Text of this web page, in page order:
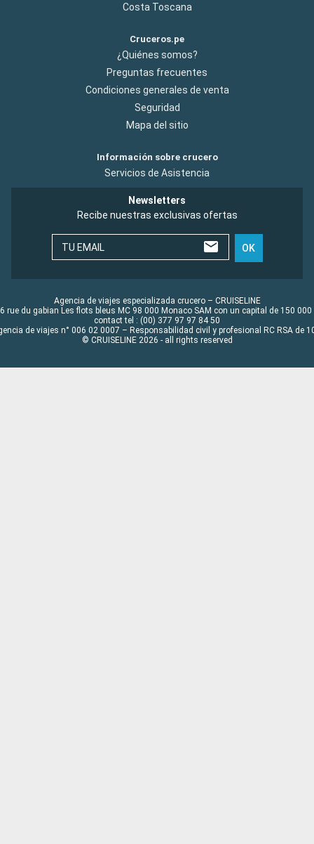
Costa Toscana
Cruceros.pe
¿Quiénes somos?
Preguntas frecuentes
Condiciones generales de venta
Seguridad
Mapa del sitio
Información sobre crucero
Servicios de Asistencia
Newsletters
Recibe nuestras exclusivas ofertas
TU EMAIL OK
Agencia de viajes especializada crucero – CRUISELINE
rue du gabian Les flots bleus MC 98 000 Monaco SAM con un capital de 150 000
contact tel : (00) 377 97 97 84 50
de viajes n° 006 02 0007 – Responsabilidad civil y profesional RC RSA de
© CRUISELINE 2026 - all rights reserved